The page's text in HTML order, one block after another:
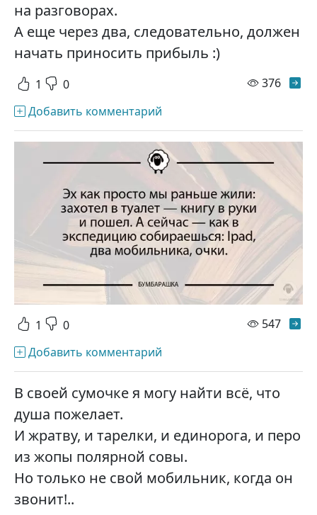
на разговорах.
А еще через два, следовательно, должен
начать приносить прибыль :)
1 0 376
Добавить комментарий
1 0 547
Добавить комментарий
В своей сумочке я могу найти всё, что
душа пожелает.
И жратву, и тарелки, и единорога, и перо
из жопы полярной совы.
Но только не свой мобильник, когда он
звонит!..